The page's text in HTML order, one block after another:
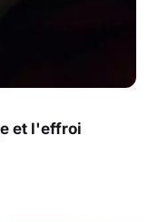
et l'effroi